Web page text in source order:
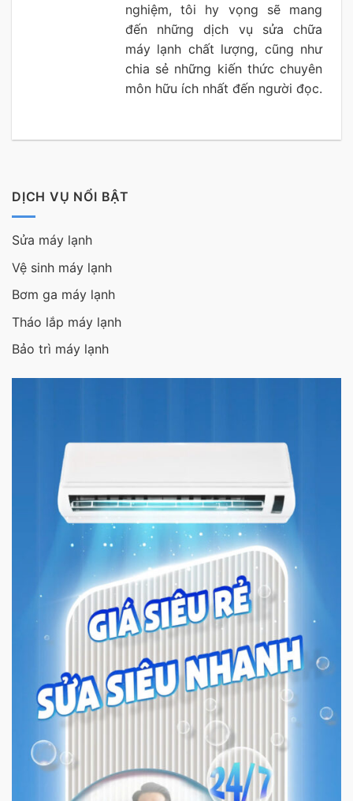
nghiệm, tôi hy vọng sẽ mang
đến những dịch vụ sửa chữa
máy lạnh chất lượng, cũng như
chia sẻ những kiến thức chuyên
môn hữu ích nhất đến người đọc.
DỊCH VỤ NỔI BẬT
Sửa máy lạnh
Vệ sinh máy lạnh
Bơm ga máy lạnh
Tháo lắp máy lạnh
Bảo trì máy lạnh